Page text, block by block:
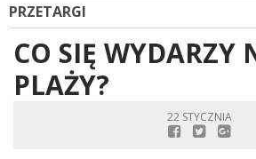
PRZETARGI
CO SIĘ WYDARZY
PLAŻY?
22 STYCZNIA